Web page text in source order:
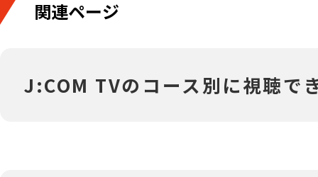
関連ページ
J:COM TVのコース別に視聴で